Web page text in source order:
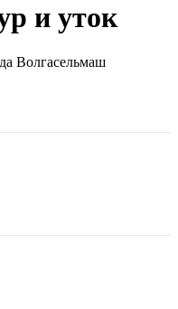
и уток